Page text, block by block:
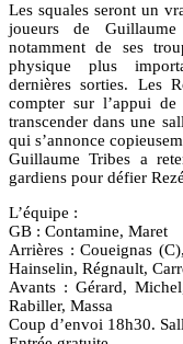
Les squales seront un
joueurs de
notamment de ses
physique plus
dernières sorties. Les
compter sur l’appui
transcender dans une
qui s’annonce
Guillaume Tribes a
gardiens pour défier
L’équipe :
GB : Contamine, Maret
Arrières : Coueignas
Hainselin, Régnault,
Avants : Gérard,
Rabiller, Massa
Coup d’envoi 18h30.